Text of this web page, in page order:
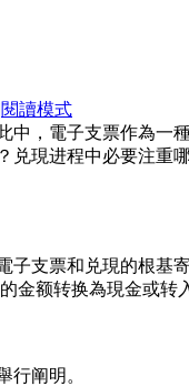
閱讀模式
，電子支票作為
現进程中必要注
支票和兑現的根基
金额转换為現金或转
行阐明。